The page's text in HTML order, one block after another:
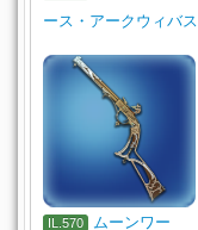
ース・アークウィバス
IL.570
ムーンワー